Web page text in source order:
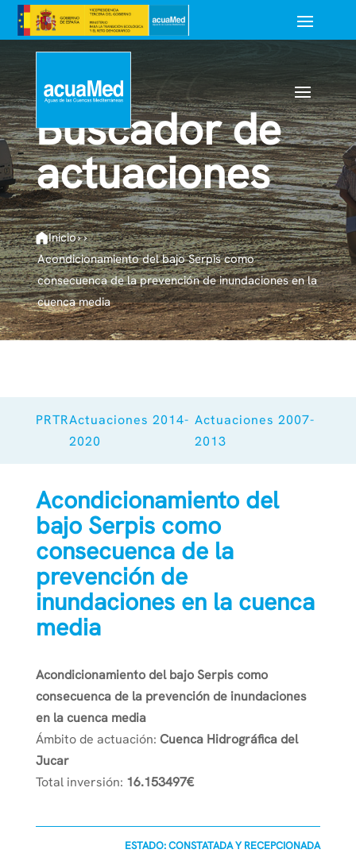
Buscador de
actuaciones
Inicio› ›
Acondicionamiento del bajo Serpis como
consecuenca de la prevención de inundaciones en la
cuenca media
PRTRActuaciones 2014-
2020
Actuaciones 2007-
2013
Acondicionamiento del
bajo Serpis como
consecuenca de la
prevención de
inundaciones en la cuenca
media
Acondicionamiento del bajo Serpis como
consecuenca de la prevención de inundaciones
en la cuenca media
Ámbito de actuación: Cuenca Hidrográfica del
Jucar
Total inversión: 16.153497€
ESTADO: CONSTATADA Y RECEPCIONADA